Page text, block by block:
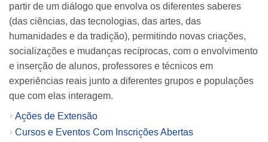
partir de um diálogo que envolva os diferentes saberes
(das ciências, das tecnologias, das artes, das
humanidades e da tradição), permitindo novas criações,
socializações e mudanças recíprocas, com o envolvimento
e inserção de alunos, professores e técnicos em
experiências reais junto a diferentes grupos e populações
que com elas interagem.
Ações de Extensão
Cursos e Eventos Com Inscrições Abertas